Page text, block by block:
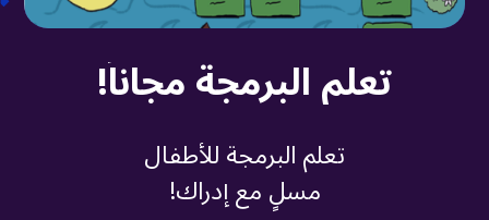
تعلم البرمجة مجاناً!
تعلم البرمجة للأطفال
مسلٍ مع إدراك!